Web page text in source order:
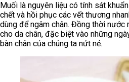
Muối là nguyên liệu có tính sát
chết và hồi phục các vết thương
dùng để ngâm chân. Đồng thời
cho da chân, đặc biệt vào những
bàn chân của chúng ta nứt nẻ.